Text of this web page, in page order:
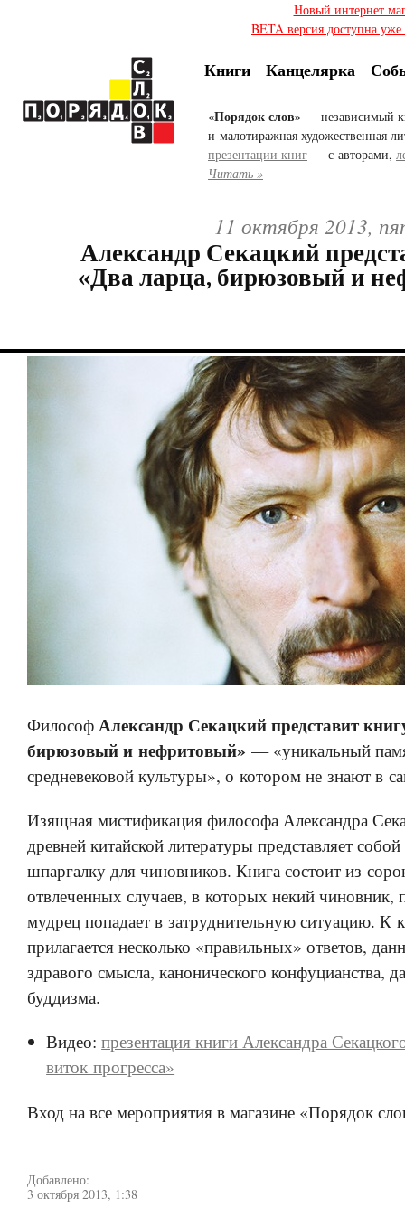
Новый интернет
BETA версия доступна
Книги Канцелярка
«Порядок слов» — независимый
и малотиражная художественная
презентации книг — с авторами,
Читать »
11 октября 2013,
Александр Секацкий
«Два ларца, бирюзовый и
Философ Александр Секацкий представит
бирюзовый и нефритовый» — «уникальный
средневековой культуры», о котором не знают в
Изящная мистификация философа Александра
древней китайской литературы представляет
шпаргалку для чиновников. Книга состоит из
отвлеченных случаев, в которых некий чиновник,
мудрец попадает в затруднительную ситуацию. К
прилагается несколько «правильных» ответов,
здравого смысла, канонического конфуцианства,
буддизма.
Видео:презентация книги Александра
виток прогресса»
Вход на все мероприятия в магазине «Порядок
Добавлено:
3 октября 2013, 1:38